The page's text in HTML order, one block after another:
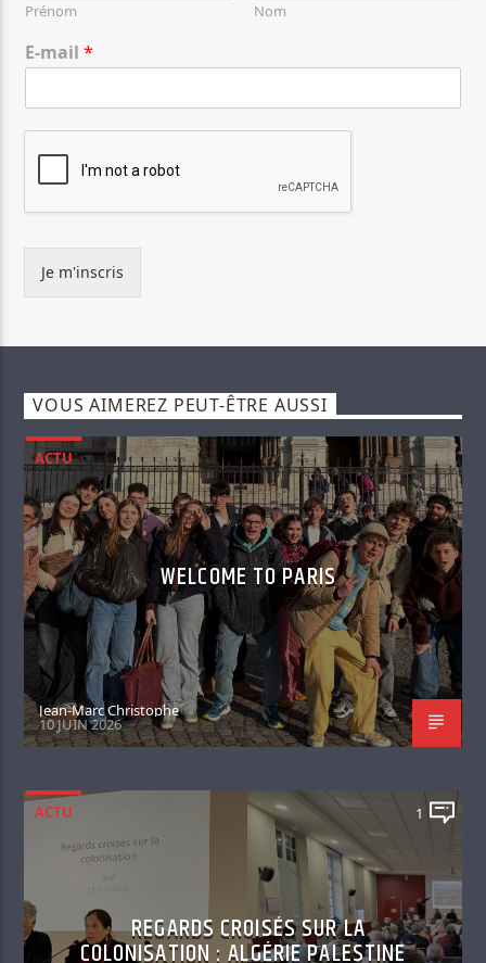
Prénom Nom
E-mail*
Je m'inscris
VOUS AIMEREZ PEUT-ÊTRE AUSSI
ACTU
WELCOME TO PARIS
Jean-Marc Christophe
10 JUIN 2026
ACTU 1
REGARDS CROISÉS SUR LA
COLONISATION : ALGÉRIE PALESTINE